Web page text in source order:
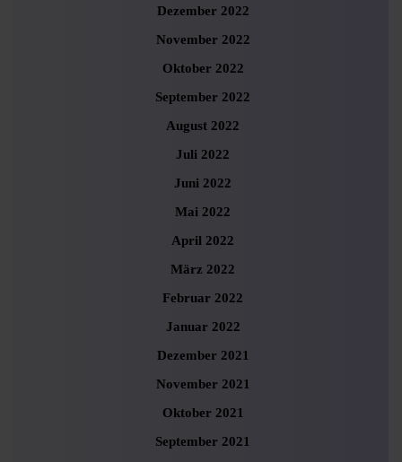
Dezember 2022
November 2022
Oktober 2022
September 2022
August 2022
Juli 2022
Juni 2022
Mai 2022
April 2022
März 2022
Februar 2022
Januar 2022
Dezember 2021
November 2021
Oktober 2021
September 2021